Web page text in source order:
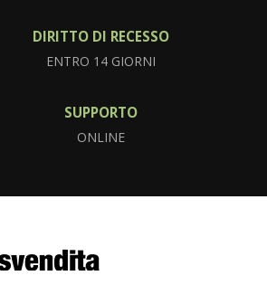
DIRITTO DI RECESSO
ENTRO 14 GIORNI
SUPPORTO
ONLINE